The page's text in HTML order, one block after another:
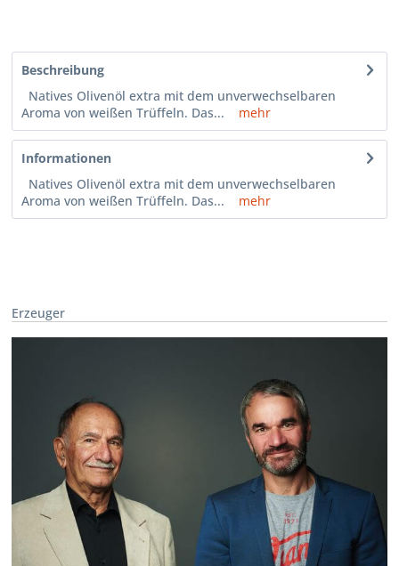
Beschreibung
Natives Olivenöl extra mit dem unverwechselbaren
Aroma von weißen Trüffeln. Das...
mehr
Informationen
Natives Olivenöl extra mit dem unverwechselbaren
Aroma von weißen Trüffeln. Das...
mehr
Erzeuger